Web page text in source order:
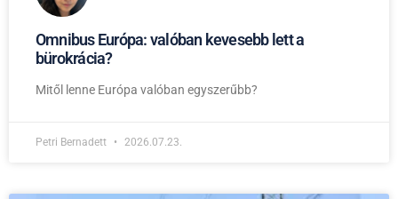
Omnibus Európa: valóban kevesebb lett a
bürokrácia?
Mitől lenne Európa valóban egyszerűbb?
Petri Bernadett 2026.07.23.